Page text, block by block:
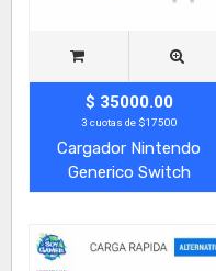
$ 35000.00
3 cuotas de $17500
Cargador Nintendo
Generico Switch